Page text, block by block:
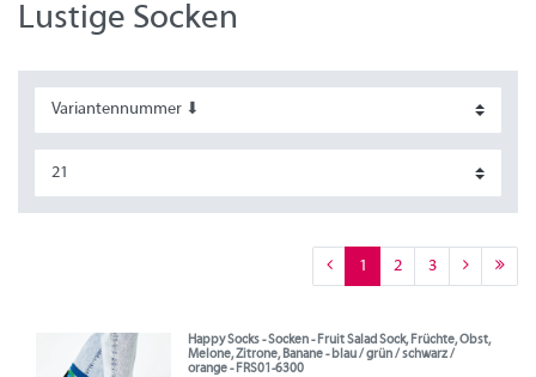
Lustige Socken
1 2 3
Happy Socks - Socken - Fruit Salad Sock, Früchte, Obst,
Melone, Zitrone, Banane - blau / grün / schwarz /
orange - FRS01-6300